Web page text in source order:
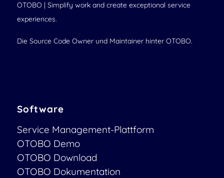
OTOBO | Simplify work and create exceptional service
experiences.
Die Source Code Owner und Maintainer hinter OTOBO.
Software
Service Management-Plattform
OTOBO Demo
OTOBO Download
OTOBO Dokumentation